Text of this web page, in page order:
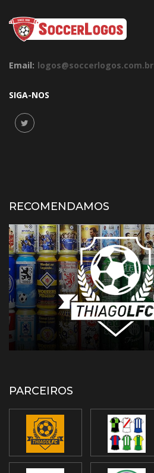
Email: logos@soccerlogos.com.br
SIGA-NOS
RECOMENDAMOS
PARCEIROS